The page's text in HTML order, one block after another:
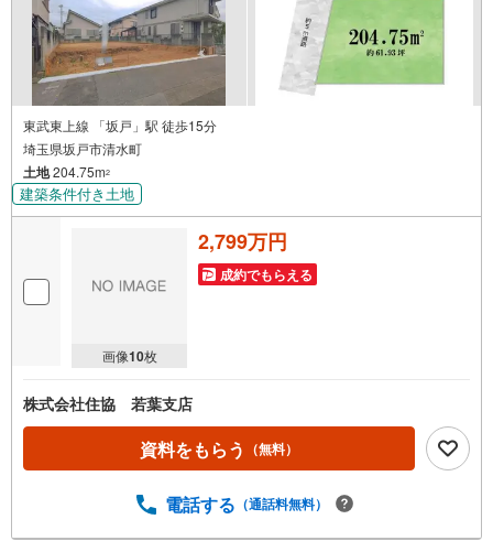
東武東上線 「坂戸」駅 徒歩15分
埼玉県坂戸市清水町
土地204.75m2
建築条件付き土地
画像10枚
2,799万円
成約でもらえる
株式会社住協 若葉支店
資料をもらう （無料）
電話する （通話料無料）